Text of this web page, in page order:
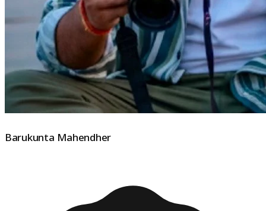
Barukunta Mahendher